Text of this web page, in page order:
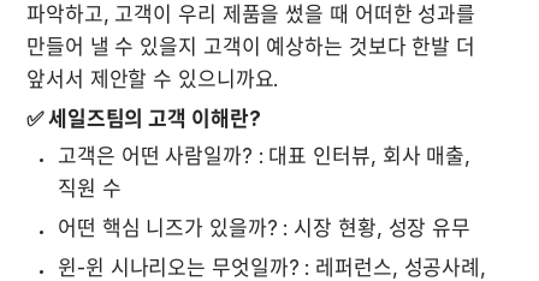
파악하고, 고객이 우리 제품을 썼을 때 어떠한 성과를
만들어 낼 수 있을지 고객이 예상하는 것보다 한발 더
앞서서 제안할 수 있으니까요.
✅ 세일즈팀의 고객 이해란?
고객은 어떤 사람일까? : 대표 인터뷰, 회사 매출,
직원 수
어떤 핵심 니즈가 있을까? : 시장 현황, 성장 유무
윈-윈 시나리오는 무엇일까? : 레퍼런스, 성공사례,